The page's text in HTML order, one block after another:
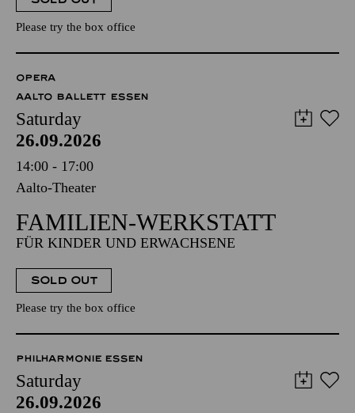
Please try the box office
OPERA
AALTO BALLETT ESSEN
Saturday
26.09.2026
14:00 - 17:00
Aalto-Theater
FAMILIEN-WERKSTATT
FÜR KINDER UND ERWACHSENE
SOLD OUT
Please try the box office
PHILHARMONIE ESSEN
Saturday
26.09.2026